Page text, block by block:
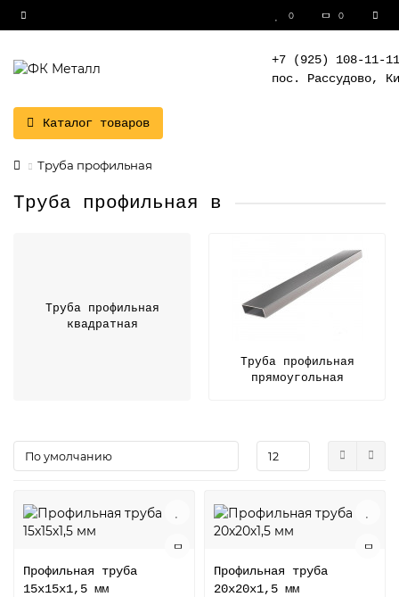
0 0
+7 (925) 108-11-11
пос. Рассудово,
Каталог товаров
Труба профильная
Труба профильная в
Труба профильная
квадратная
Труба профильная
прямоугольная
Профильная труба
15х15х1,5 мм
Профильная труба
20х20х1,5 мм